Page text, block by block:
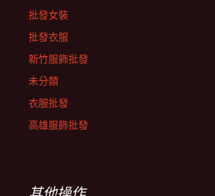
批發女裝
批發衣服
新竹服飾批發
未分類
衣服批發
高雄服飾批發